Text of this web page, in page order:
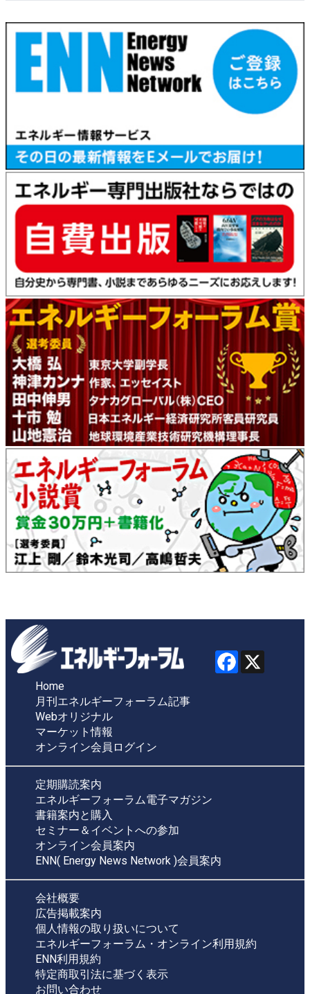
Home
月刊エネルギーフォーラム記事
Webオリジナル
マーケット情報
オンライン会員ログイン
定期購読案内
エネルギーフォーラム電子マガジン
書籍案内と購入
セミナー＆イベントへの参加
オンライン会員案内
ENN( Energy News Network )会員案内
会社概要
広告掲載案内
個人情報の取り扱いについて
エネルギーフォーラム・オンライン利用規約
ENN利用規約
特定商取引法に基づく表示
お問い合わせ